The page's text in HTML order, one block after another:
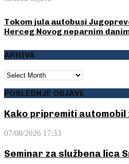
Tokom jula autobusi
Herceg Novog neparnim
ARHIVA
ARHIVA
POSLEDNJE OBJAVE
Kako pripremiti automobil
07/08/2026 17:33
Seminar za službena lica